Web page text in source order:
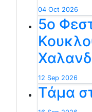
04 Oct 2026
5ο
12 Sep 2026
Tάμα